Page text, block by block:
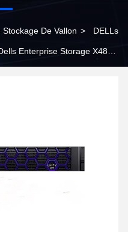
De Vallon > DELLs
Enterprise Storage X480